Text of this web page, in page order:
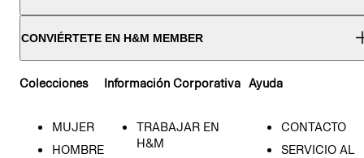
CONVIÉRTETE EN H&M MEMBER
Colecciones
MUJER
HOMBRE
Información Corporativa
TRABAJAR EN
H&M
Ayuda
CONTACTO
SERVICIO AL